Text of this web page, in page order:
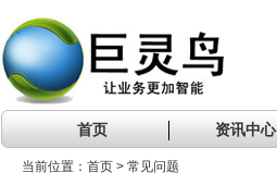
首页 资讯中心
当前位置：首页 > 常见问题